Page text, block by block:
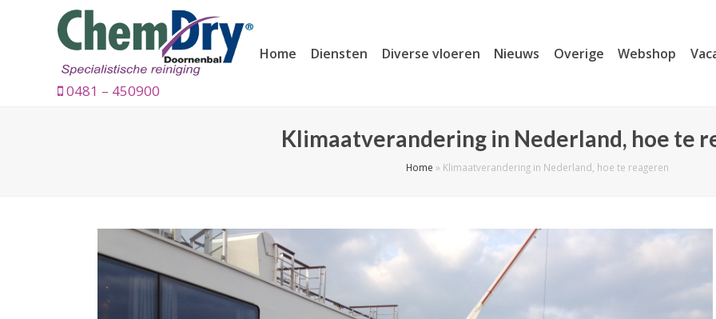
0481 – 450900
Home Diensten Diverse vloeren Nieuws Overige Webshop
Klimaatverandering in Nederland, hoe te
Home » Klimaatverandering in Nederland, hoe te reageren